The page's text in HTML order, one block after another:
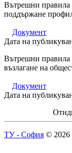
Вътрешни правила
поддържане
Документ
Дата на
Вътрешни правила
възлагане на
Документ
Дата на
ТУ - София © 2026